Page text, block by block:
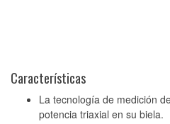
Características
La tecnología de medición
potencia triaxial en su biela.